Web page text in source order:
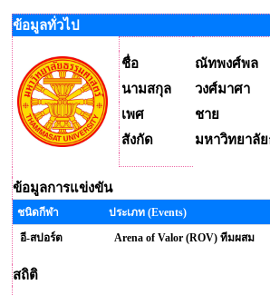
ข้อมูลทั่วไป
ชื่อ
ณัทพงศ์พล
นามสกุล
วงศ์มาศา
เพศ
ชาย
สังกัด
มหาวิทยาลั
ข้อมูลการแข่งขัน
ชนิดกีฬา
ประเภท (Events)
อี-สปอร์ต
Arena of Valor (ROV) ทีมผสม
สถิติ